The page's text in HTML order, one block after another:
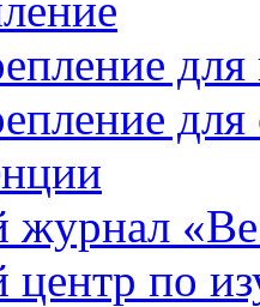
для
для
по